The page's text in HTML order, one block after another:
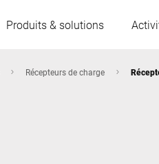
Produits & solutions
Récepteurs de charge